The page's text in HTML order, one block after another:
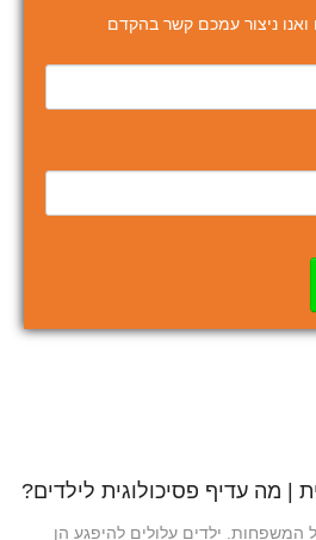
ניצור עמכם קשר בהקדם
| מה עדיף פסיכולוגית לילדים?
ילדים עלולים להיפגע הן